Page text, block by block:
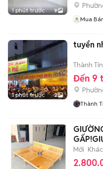
1 phút trước 9
Mua
1 phút trước 2
tuyển
Thành Tín
Đến 9
Thành
Mới Khác